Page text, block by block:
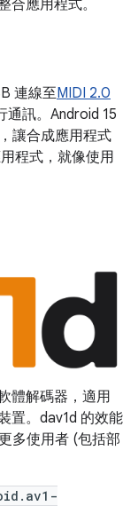
合應用程式。
連線至MIDI 2.0
通訊。Android 15
，讓合成應用程式
程式，就像使用
體解碼器，適用
置。dav1d 的效能
多使用者 (包括部